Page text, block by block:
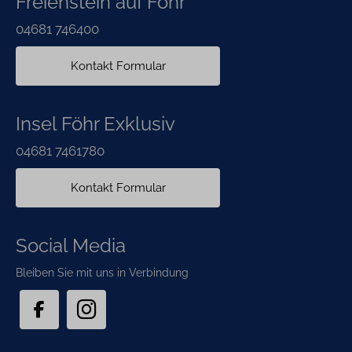
04681 746400
Kontakt Formular
Insel Föhr Exklusiv
04681 7461780
Kontakt Formular
Social Media
Bleiben Sie mit uns in Verbindung